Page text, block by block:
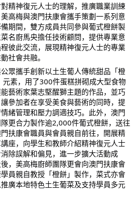
精神復元人士的理解，推廣職業訓練
高梅與澳門扶康會攜手策劃一系列意
期間，雙方成員共同參與葡式橙餅製
名廚馬央擔任技術顧問，提供專業意
彼此交流，展現精神復元人士的專業
社會共融。
眾攜手創新以土生葡人傳統甜品「橙
素，用了300件蛋糕拼砌成大型食物
藝術家葉志堅醒獅主題的作品，並巧
參加者在享受美食與藝術的同時，提
緒管理和壓力調適技巧。此外，澳門
更合力製作逾2,000件葡式橙餅，送往
扶康會職員與會員親自前往，開展精
座，向學生和教師介紹精神復元人士
除誤解和偏見，進一步擴大活動成
，美高梅廚師團隊更會向澳門扶康會
學員親自教授「橙餅」製作，菜式亦會
廣本地特色土生葡菜及支持學員多元